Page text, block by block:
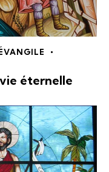
vie éternelle